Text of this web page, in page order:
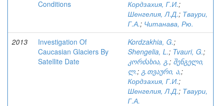
Conditions
Кордзахия, Г.И.;
Шенгелия, Л.Д.; Тваури,
Г.А.; Читанава, Рю.
2013
Investigation Of
Caucasian Glaciers By
Satellite Date
Kordzakhia, G.;
Shengelia, L.; Tvauri, G.;
კორძახია, გ.; შენგელი,
ლ.; გ.თვაური, ა,;
Кордзахия, Г.И.;
Шенгелия, Л.Д.; Тваури,
Г.А.